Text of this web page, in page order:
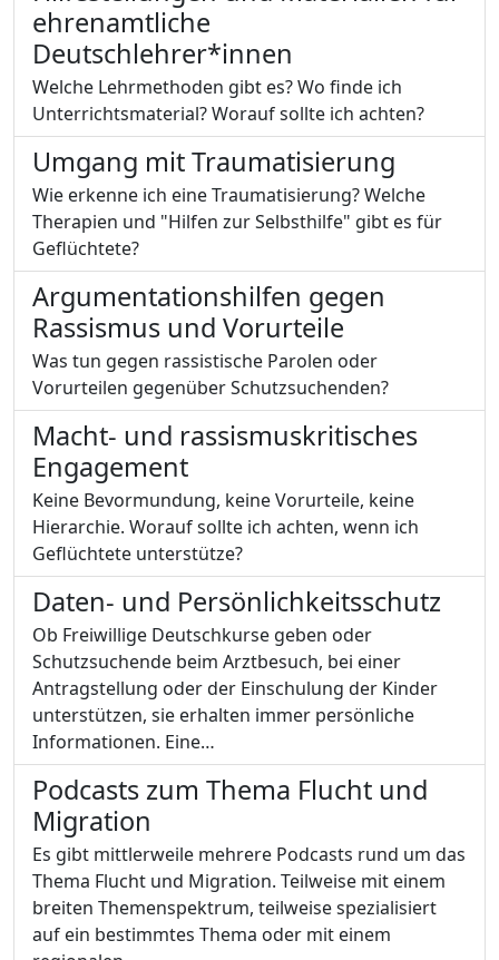
ehrenamtliche
Deutschlehrer*innen
Welche Lehrmethoden gibt es? Wo finde ich
Unterrichtsmaterial? Worauf sollte ich achten?
Umgang mit Traumatisierung
Wie erkenne ich eine Traumatisierung? Welche
Therapien und "Hilfen zur Selbsthilfe" gibt es für
Geflüchtete?
Argumentationshilfen gegen
Rassismus und Vorurteile
Was tun gegen rassistische Parolen oder
Vorurteilen gegenüber Schutzsuchenden?
Macht- und rassismuskritisches
Engagement
Keine Bevormundung, keine Vorurteile, keine
Hierarchie. Worauf sollte ich achten, wenn ich
Geflüchtete unterstütze?
Daten- und Persönlichkeitsschutz
Ob Freiwillige Deutschkurse geben oder
Schutzsuchende beim Arztbesuch, bei einer
Antragstellung oder der Einschulung der Kinder
unterstützen, sie erhalten immer persönliche
Informationen. Eine…
Podcasts zum Thema Flucht und
Migration
Es gibt mittlerweile mehrere Podcasts rund um das
Thema Flucht und Migration. Teilweise mit einem
breiten Themenspektrum, teilweise spezialisiert
auf ein bestimmtes Thema oder mit einem